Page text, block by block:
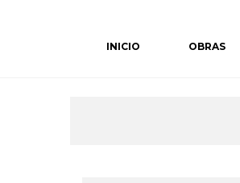
INICIO OBRAS